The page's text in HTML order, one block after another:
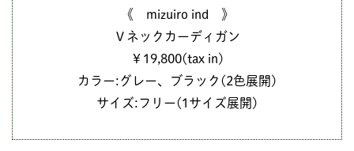
《 mizuiro ind 》
Ｖネックカーディガン
￥19,800(tax in)
カラー:グレー、ブラック(2色展開)
サイズ:フリー(1サイズ展開)